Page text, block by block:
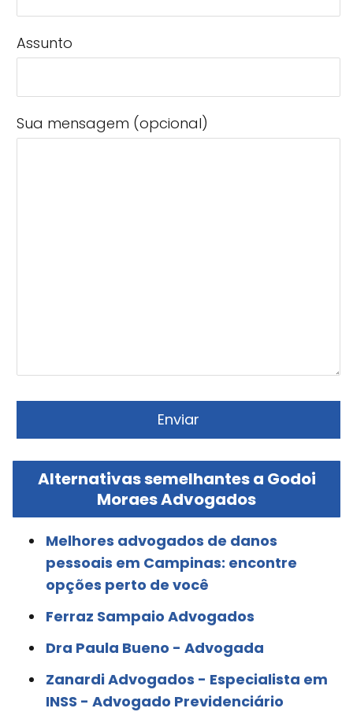
Assunto
Sua mensagem (opcional)
Alternativas semelhantes a Godoi
Moraes Advogados
Melhores advogados de danos
pessoais em Campinas: encontre
opções perto de você
Ferraz Sampaio Advogados
Dra Paula Bueno - Advogada
Zanardi Advogados - Especialista em
INSS - Advogado Previdenciário